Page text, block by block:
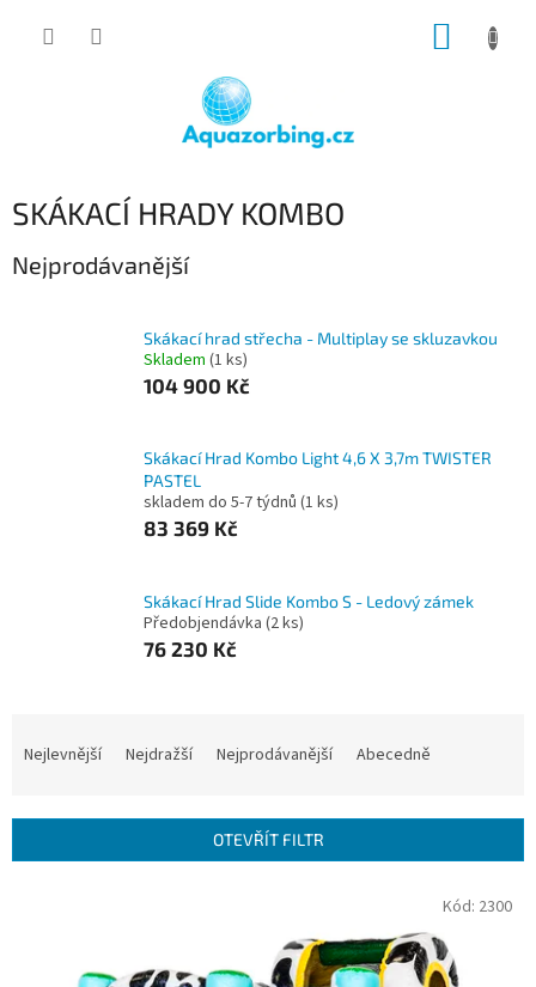
SKÁKACÍ HRADY KOMBO
Nejprodávanější
Skákací hrad střecha - Multiplay se skluzavkou
Skladem (1 ks)
104 900 Kč
Skákací Hrad Kombo Light 4,6 X 3,7m TWISTER
PASTEL
skladem do 5-7 týdnů (1 ks)
83 369 Kč
Skákací Hrad Slide Kombo S - Ledový zámek
Předobjendávka (2 ks)
76 230 Kč
í
Nejlevnější Nejdražší Nejprodávanější Abecedně
OTEVŘÍT FILTR
Kód: 2300